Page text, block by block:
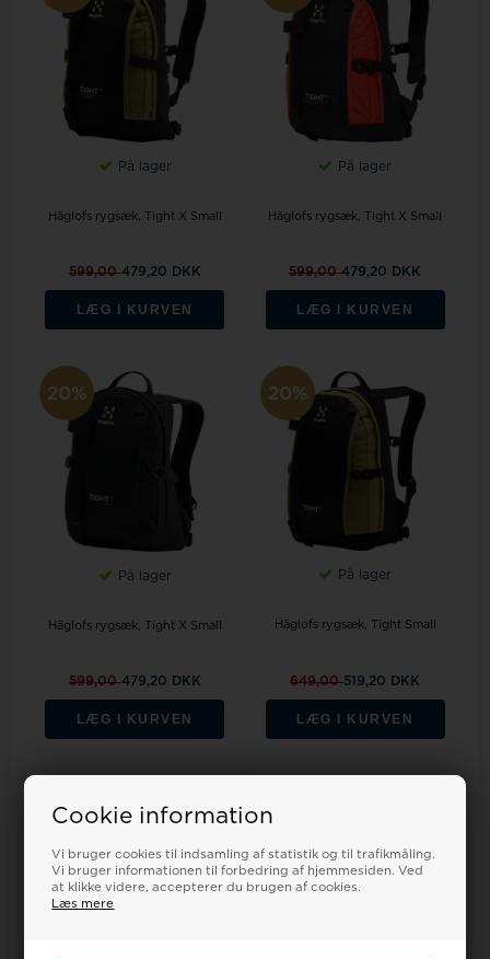
Cookie information
Vi bruger cookies til indsamling af statistik og til trafikmåling.
Vi bruger informationen til forbedring af hjemmesiden. Ved
at klikke videre, accepterer du brugen af cookies.
Læs mere
På lager
Häglofs rygsæk, Tight X Small
599,00479,20 DKK
LÆG I KURVEN
På lager
Häglofs rygsæk, Tight X Small
599,00479,20 DKK
LÆG I KURVEN
20%
På lager
Häglofs rygsæk, Tight X Small
599,00479,20 DKK
LÆG I KURVEN
20%
På lager
Häglofs rygsæk, Tight Small
649,00519,20 DKK
LÆG I KURVEN